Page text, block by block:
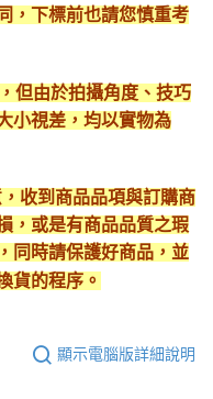
，下標前也請您慎重考
但由於拍攝角度、技巧
小視差，均以實物為
收到商品品項與訂購商
，或是有商品品質之瑕
同時請保護好商品，並
貨的程序。
顯示電腦版詳細說明